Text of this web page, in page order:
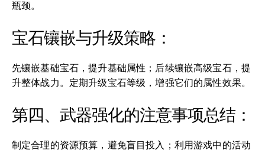
瓶颈。
宝石镶嵌与升级策略：
先镶嵌基础宝石，提升基础属性；后续镶嵌高级宝石，提
升整体战力。定期升级宝石等级，增强它们的属性效果。
第四、武器强化的注意事项总结：
制定合理的资源预算，避免盲目投入；利用游戏中的活动